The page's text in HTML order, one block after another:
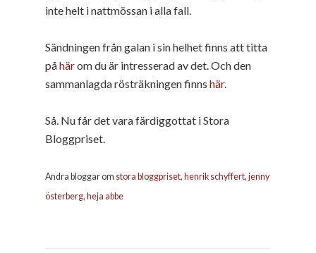
inte helt i nattmössan i alla fall.
Sändningen från galan i sin helhet finns att titta
påhärom du är intresserad av det. Och den
sammanlagda rösträkningen finns här.
Så. Nu får det vara färdiggottat i Stora
Bloggpriset.
Andra bloggar om stora bloggpriset, henrik schyffert, jenny
österberg, heja abbe